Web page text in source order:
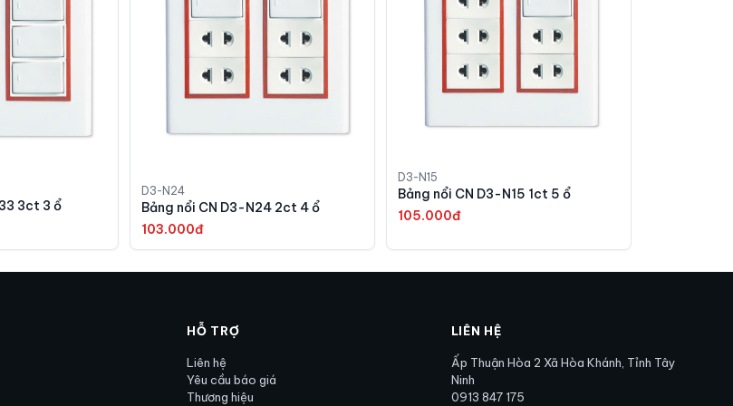
Bảng nổi CN D3-N33 3ct 3 ổ
D3-N24
Bảng nổi CN D3-N24 2ct 4 ổ
103.000đ
D3-N15
Bảng nổi CN D3-N15 1ct 5 ổ
105.000đ
HỖ TRỢ
Liên hệ
Yêu cầu báo giá
Thương hiệu
LIÊN HỆ
Ấp Thuận Hòa 2 Xã Hòa Khánh, Tỉnh Tây
Ninh
0913 847 175